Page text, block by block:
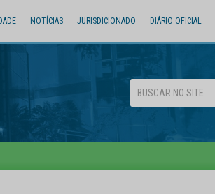
NOTÍCIAS JURISDICIONADO DIÁRIO OFICIAL